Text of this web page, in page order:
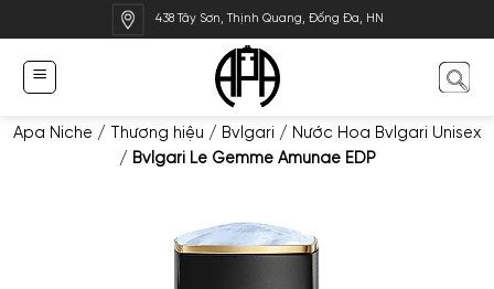
qua
dung
438 Tây Sơn, Thịnh Quang, Đống Đa, HN
Apa Niche / Thương hiệu / Bvlgari / Nước Hoa Bvlgari Unisex
/ Bvlgari Le Gemme Amunae EDP